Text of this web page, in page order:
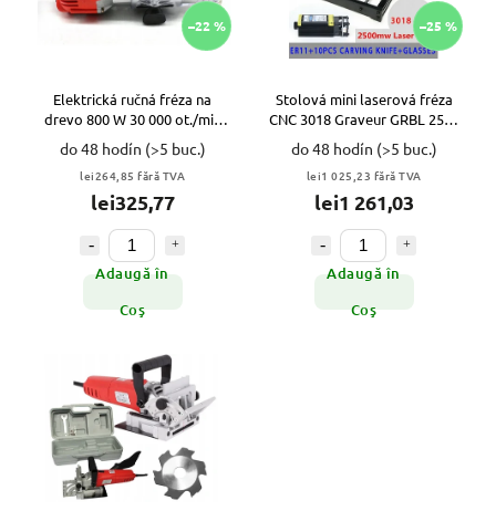
–22 %
Elektrická ručná fréza na
drevo 800 W 30 000 ot./min
VYPR
do 48 hodín (>5 buc.)
lei264,85 fără TVA
lei325,77
Adaugă în
Coş
–25 %
Stolová mini laserová fréza
CNC 3018 Graveur GRBL 2500
mw VYPR
do 48 hodín (>5 buc.)
lei1 025,23 fără TVA
lei1 261,03
Adaugă în
Coş